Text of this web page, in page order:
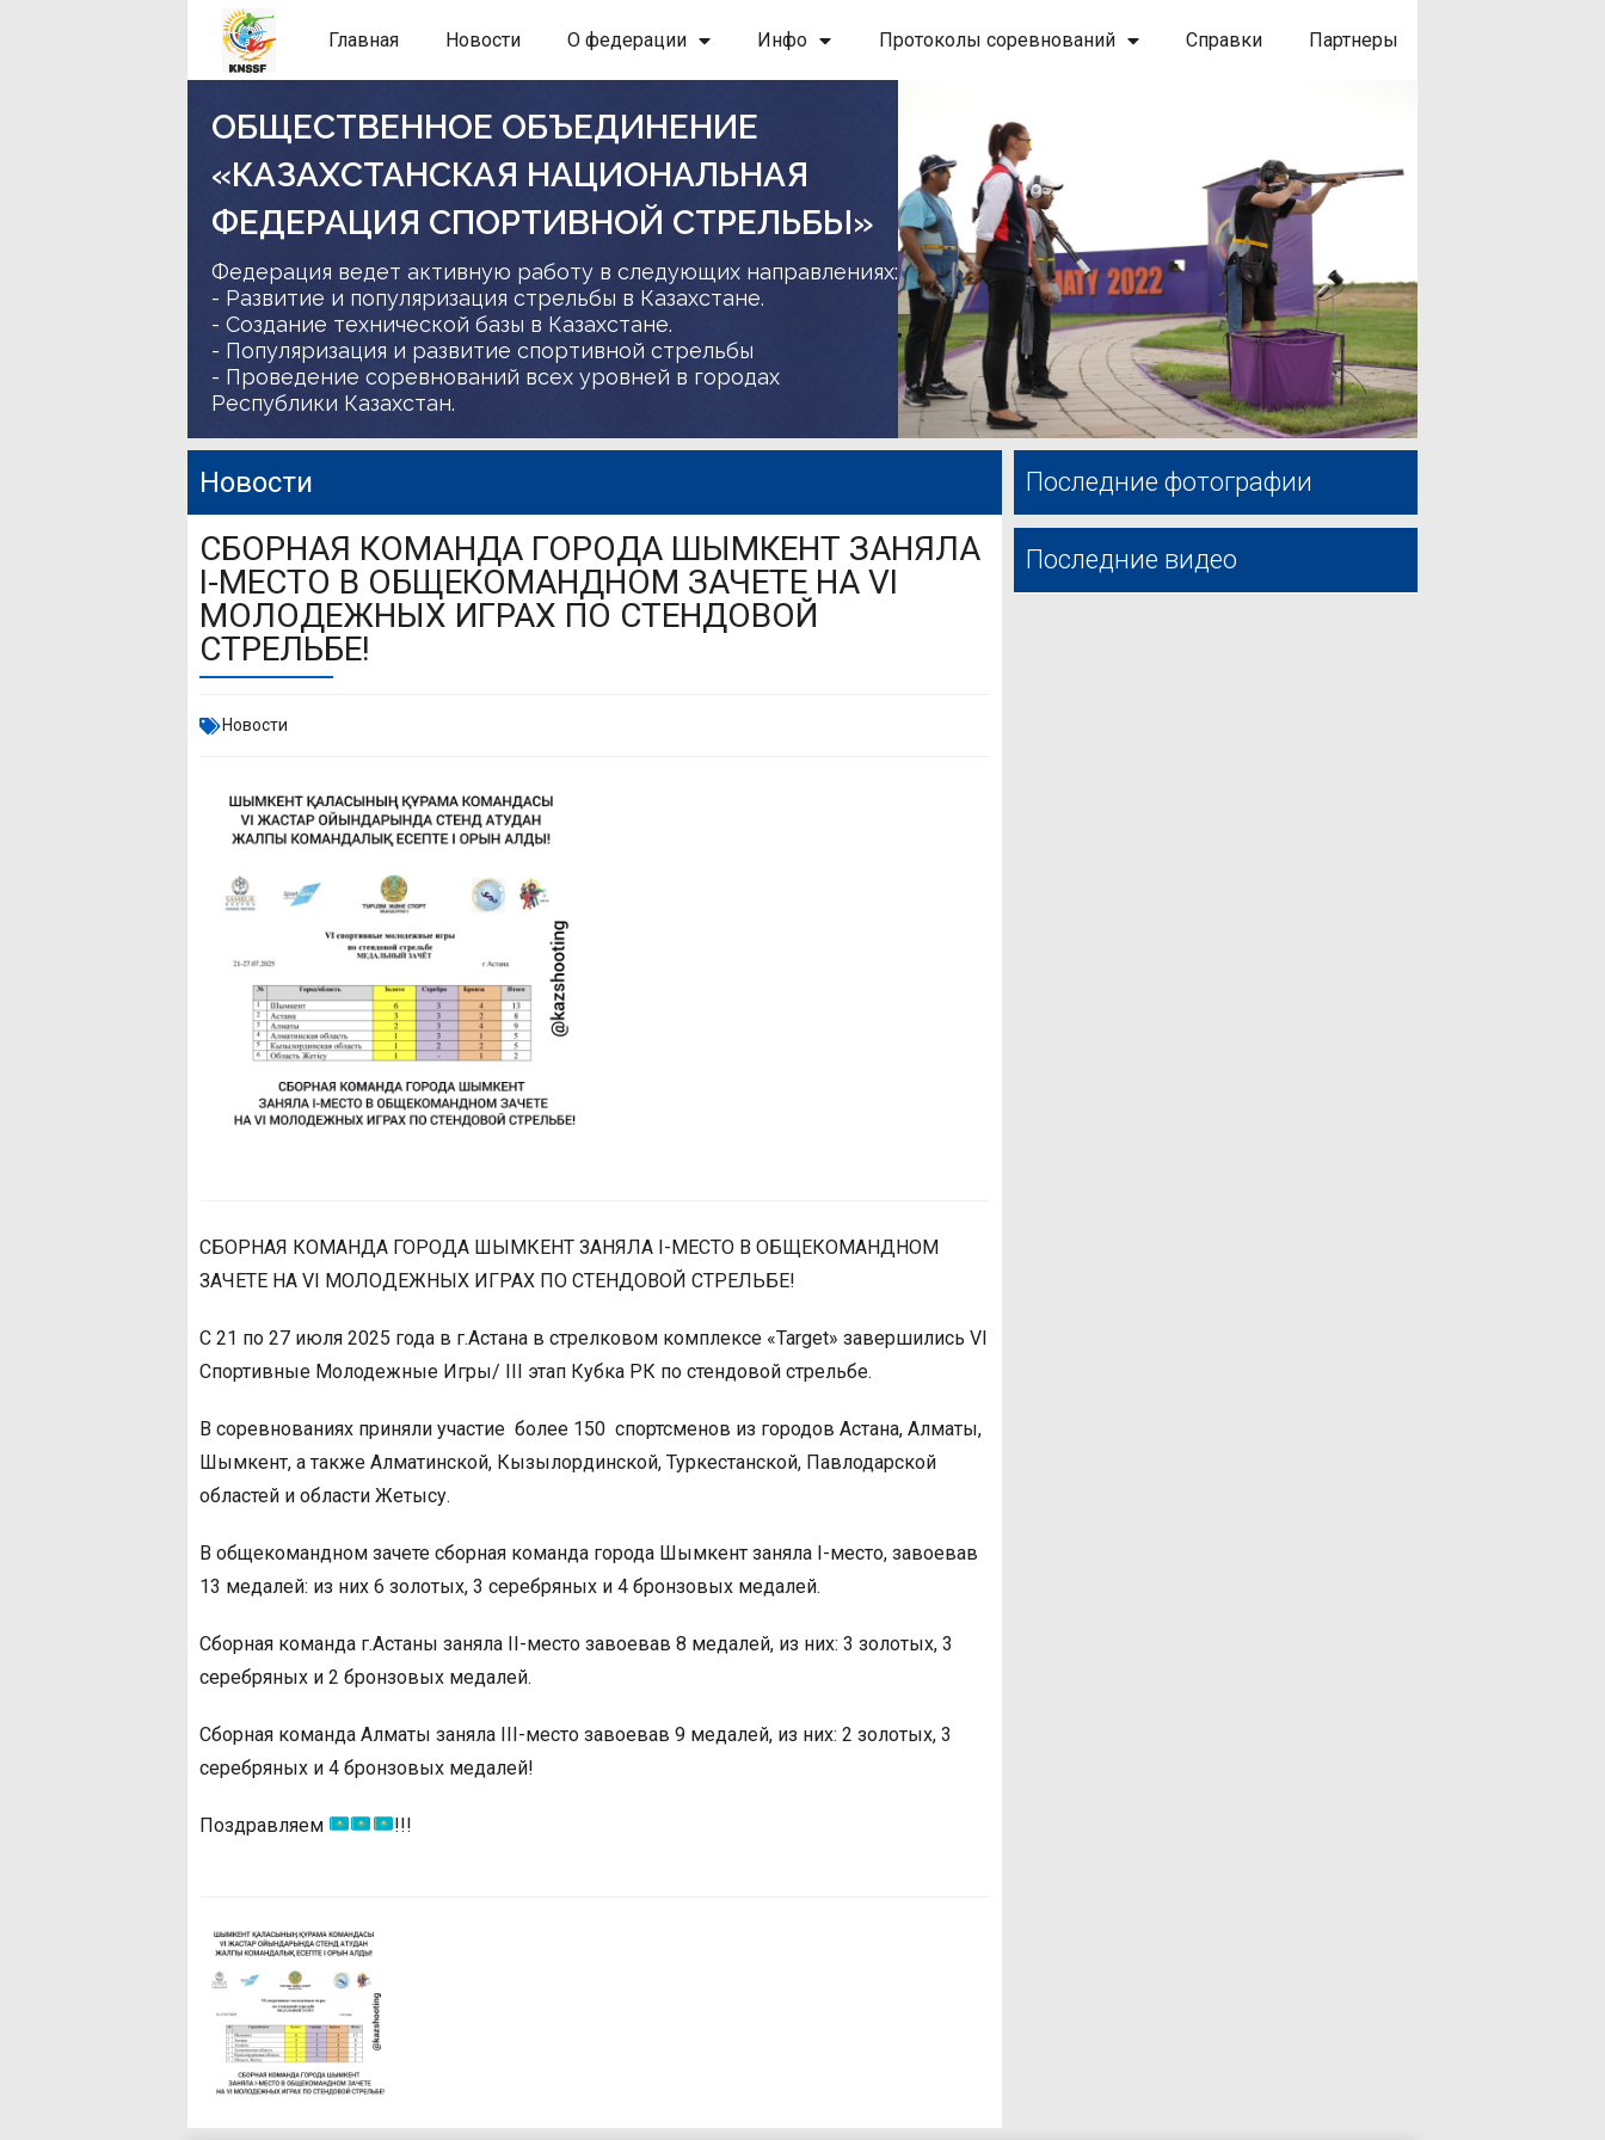
Главная Новости О федерации Инфо Протоколы соревнований Справки Партнеры
ОБЩЕСТВЕННОЕ ОБЪЕДИНЕНИЕ
«КАЗАХСТАНСКАЯ НАЦИОНАЛЬНАЯ
ФЕДЕРАЦИЯ СПОРТИВНОЙ СТРЕЛЬБЫ»
Федерация ведет активную работу в следующих направлениях:
- Развитие и популяризация стрельбы в Казахстане.
- Создание технической базы в Казахстане.
- Популяризация и развитие спортивной стрельбы
- Проведение соревнований всех уровней в городах
Республики Казахстан.
Новости
СБОРНАЯ КОМАНДА ГОРОДА ШЫМКЕНТ ЗАНЯЛА
I-МЕСТО В ОБЩЕКОМАНДНОМ ЗАЧЕТЕ НА VI
МОЛОДЕЖНЫХ ИГРАХ ПО СТЕНДОВОЙ
СТРЕЛЬБЕ!
Новости
СБОРНАЯ КОМАНДА ГОРОДА ШЫМКЕНТ ЗАНЯЛА I-МЕСТО В ОБЩЕКОМАНДНОМ
ЗАЧЕТЕ НА VI МОЛОДЕЖНЫХ ИГРАХ ПО СТЕНДОВОЙ СТРЕЛЬБЕ!
С 21 по 27 июля 2025 года в г.Астана в стрелковом комплексе «Target» завершились VI
Спортивные Молодежные Игры/ III этап Кубка РК по стендовой стрельбе.
В соревнованиях приняли участие более 150 спортсменов из городов Астана, Алматы,
Шымкент, а также Алматинской, Кызылординской, Туркестанской, Павлодарской
областей и области Жетысу.
В общекомандном зачете сборная команда города Шымкент заняла I-место, завоевав
13 медалей: из них 6 золотых, 3 серебряных и 4 бронзовых медалей.
Сборная команда г.Астаны заняла II-место завоевав 8 медалей, из них: 3 золотых, 3
серебряных и 2 бронзовых медалей.
Сборная команда Алматы заняла III-место завоевав 9 медалей, из них: 2 золотых, 3
серебряных и 4 бронзовых медалей!
Поздравляем !!!
Последние фотографии
Последние видео